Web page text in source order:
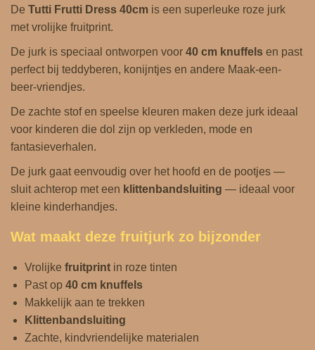
4
0
c
m
a
l
De Tutti Frutti Dress 40cm is een superleuke roze jurk
met vrolijke fruitprint.
De jurk is speciaal ontworpen voor 40 cm knuffels en past
perfect bij teddyberen, konijntjes en andere Maak-een-
beer‑vriendjes.
De zachte stof en speelse kleuren maken deze jurk ideaal
voor kinderen die dol zijn op verkleden, mode en
fantasieverhalen.
De jurk gaat eenvoudig over het hoofd en de pootjes —
sluit achterop met een klittenbandsluiting — ideaal voor
kleine kinderhandjes.
Wat maakt deze fruitjurk zo bijzonder
Vrolijke fruitprint in roze tinten
Past op 40 cm knuffels
Makkelijk aan te trekken
Klittenbandsluiting
Zachte, kindvriendelijke materialen